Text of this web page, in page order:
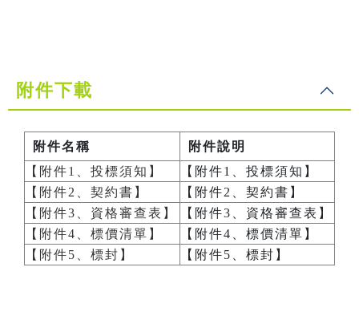
附件下載
附件名稱
附件說明
【附件1、投標須知】
【附件1、投標須知】
【附件2、契約書】
【附件2、契約書】
【附件3、資格審查表】
【附件3、資格審查表】
【附件4、標價清單】
【附件4、標價清單】
【附件5、標封】
【附件5、標封】